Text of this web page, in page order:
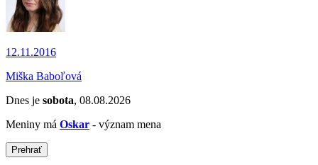
12.11.2016
Miška Baboľová
Dnes je sobota, 08.08.2026
Meniny má Oskar - význam mena
Prehrať